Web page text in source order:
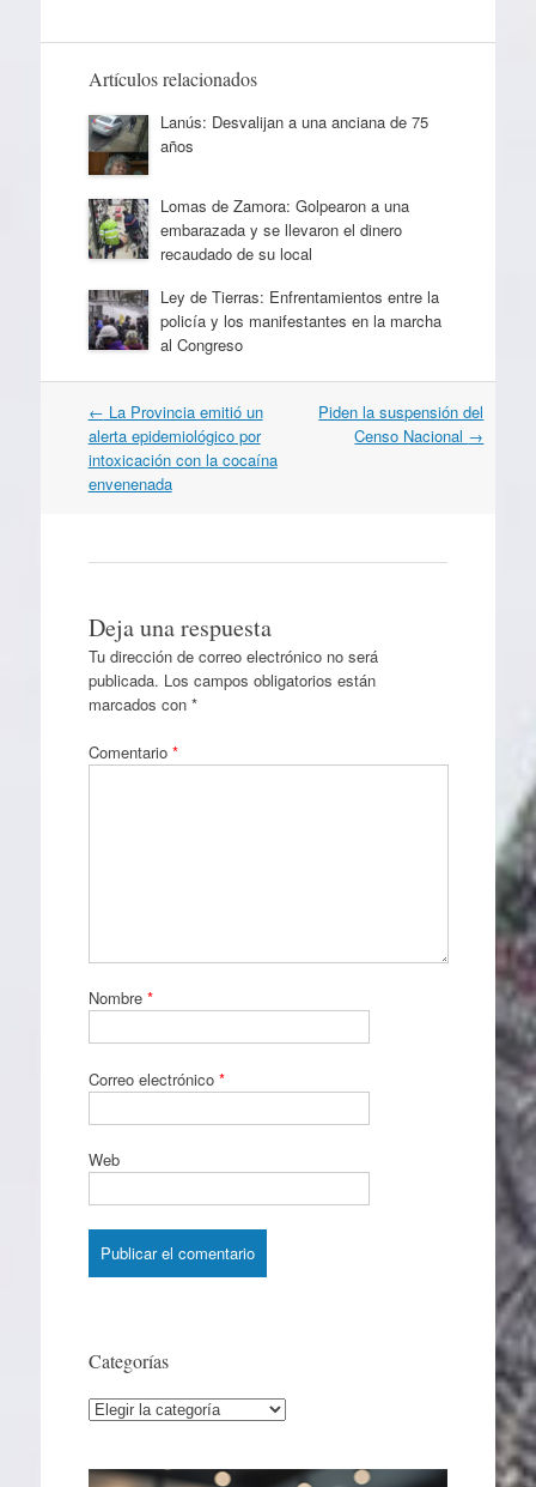
Artículos relacionados
Lanús: Desvalijan a una anciana de 75
años
Lomas de Zamora: Golpearon a una
embarazada y se llevaron el dinero
recaudado de su local
Ley de Tierras: Enfrentamientos entre la
policía y los manifestantes en la marcha
al Congreso
Navegación
por
artículos
← La Provincia emitió un
alerta epidemiológico por
intoxicación con la cocaína
envenenada
Piden la suspensión del
Censo Nacional →
Deja una respuesta
Tu dirección de correo electrónico no será
publicada. Los campos obligatorios están
marcados con *
Comentario *
Nombre *
Correo electrónico *
Web
Categorías
Categorías